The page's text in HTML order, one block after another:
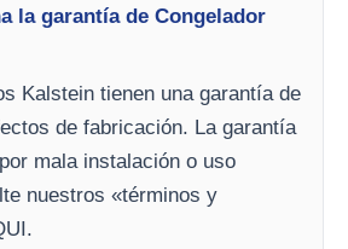
la garantía de Congelador
Kalstein tienen una garantía de
de fabricación. La garantía
mala instalación o uso
nuestros «términos y